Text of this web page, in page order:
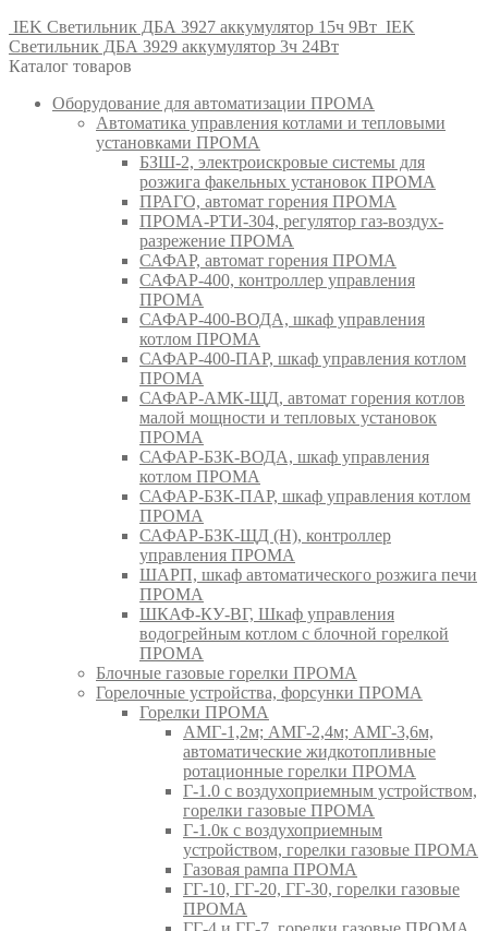
IEK Светильник ДБА 3927 аккумулятор 15ч 9Вт IEK
Светильник ДБА 3929 аккумулятор 3ч 24Вт
Каталог товаров
Оборудование для автоматизации ПРОМА
Автоматика управления котлами и тепловыми
установками ПРОМА
БЗШ-2, электроискровые системы для
розжига факельных установок ПРОМА
ПРАГО, автомат горения ПРОМА
ПРОМА-РТИ-304, регулятор газ-воздух-
разрежение ПРОМА
САФАР, автомат горения ПРОМА
САФАР-400, контроллер управления
ПРОМА
САФАР-400-ВОДА, шкаф управления
котлом ПРОМА
САФАР-400-ПАР, шкаф управления котлом
ПРОМА
САФАР-АМК-ЩД, автомат горения котлов
малой мощности и тепловых установок
ПРОМА
САФАР-БЗК-ВОДА, шкаф управления
котлом ПРОМА
САФАР-БЗК-ПАР, шкаф управления котлом
ПРОМА
САФАР-БЗК-ЩД (Н), контроллер
управления ПРОМА
ШАРП, шкаф автоматического розжига печи
ПРОМА
ШКАФ-КУ-ВГ, Шкаф управления
водогрейным котлом с блочной горелкой
ПРОМА
Блочные газовые горелки ПРОМА
Горелочные устройства, форсунки ПРОМА
Горелки ПРОМА
АМГ-1,2м; АМГ-2,4м; АМГ-3,6м,
автоматические жидкотопливные
ротационные горелки ПРОМА
Г-1.0 с воздухоприемным устройством,
горелки газовые ПРОМА
Г-1.0к с воздухоприемным
устройством, горелки газовые ПРОМА
Газовая рампа ПРОМА
ГГ-10, ГГ-20, ГГ-30, горелки газовые
ПРОМА